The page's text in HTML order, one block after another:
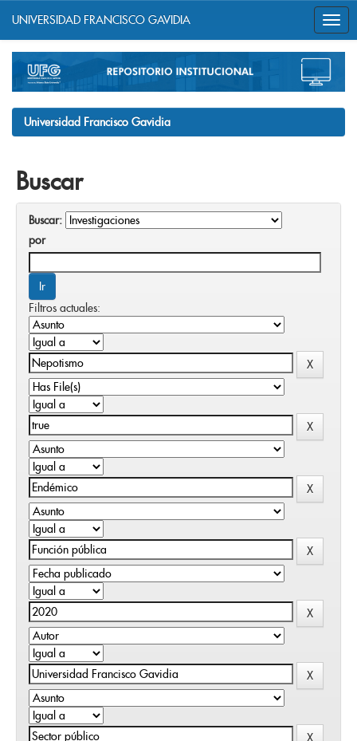
navigation
UNIVERSIDAD FRANCISCO GAVIDIA
Universidad Francisco Gavidia
Buscar
Buscar:
por
Filtros actuales: